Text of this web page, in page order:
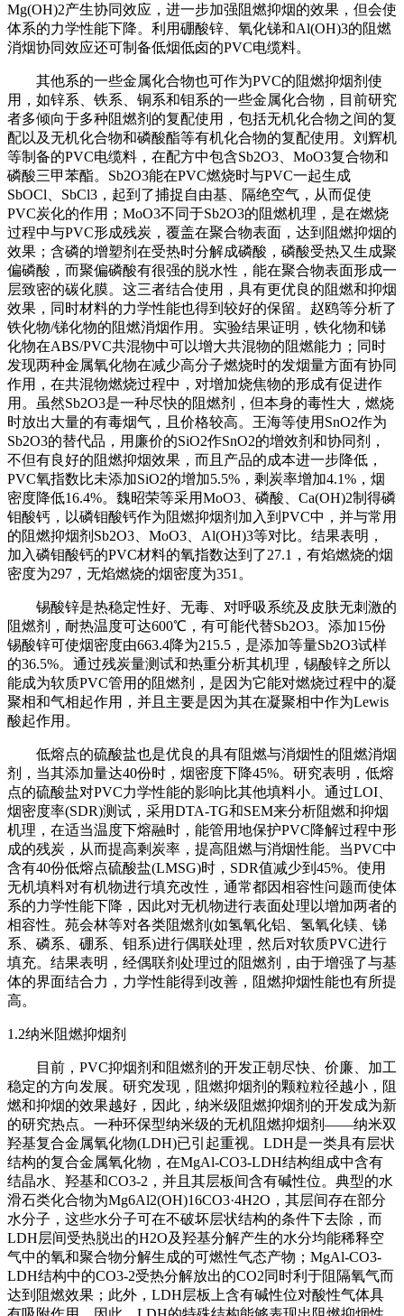
Mg(OH)2产生协同效应，进一步加强阻燃抑烟的效果，但会使
体系的力学性能下降。利用硼酸锌、氧化锑和Al(OH)3的阻燃
消烟协同效应还可制备低烟低卤的PVC电缆料。
其他系的一些金属化合物也可作为PVC的阻燃抑烟剂使
用，如锌系、铁系、铜系和钼系的一些金属化合物，目前研究
者多倾向于多种阻燃剂的复配使用，包括无机化合物之间的复
配以及无机化合物和磷酸酯等有机化合物的复配使用。刘辉机
等制备的PVC电缆料，在配方中包含Sb2O3、MoO3复合物和
磷酸三甲苯酯。Sb2O3能在PVC燃烧时与PVC一起生成
SbOCl、SbCl3，起到了捕捉自由基、隔绝空气，从而促使
PVC炭化的作用；MoO3不同于Sb2O3的阻燃机理，是在燃烧
过程中与PVC形成残炭，覆盖在聚合物表面，达到阻燃抑烟的
效果；含磷的增塑剂在受热时分解成磷酸，磷酸受热又生成聚
偏磷酸，而聚偏磷酸有很强的脱水性，能在聚合物表面形成一
层致密的碳化膜。这三者结合使用，具有更优良的阻燃和抑烟
效果，同时材料的力学性能也得到较好的保留。赵鸥等分析了
铁化物/锑化物的阻燃消烟作用。实验结果证明，铁化物和锑
化物在ABS/PVC共混物中可以增大共混物的阻燃能力；同时
发现两种金属氧化物在减少高分子燃烧时的发烟量方面有协同
作用，在共混物燃烧过程中，对增加烧焦物的形成有促进作
用。虽然Sb2O3是一种尽快的阻燃剂，但本身的毒性大，燃烧
时放出大量的有毒烟气，且价格较高。王海等使用SnO2作为
Sb2O3的替代品，用廉价的SiO2作SnO2的增效剂和协同剂，
不但有良好的阻燃抑烟效果，而且产品的成本进一步降低，
PVC氧指数比未添加SiO2的增加5.5%，剩炭率增加4.1%，烟
密度降低16.4%。魏昭荣等采用MoO3、磷酸、Ca(OH)2制得磷
钼酸钙，以磷钼酸钙作为阻燃抑烟剂加入到PVC中，并与常用
的阻燃抑烟剂Sb2O3、MoO3、Al(OH)3等对比。结果表明，
加入磷钼酸钙的PVC材料的氧指数达到了27.1，有焰燃烧的烟
密度为297，无焰燃烧的烟密度为351。
锡酸锌是热稳定性好、无毒、对呼吸系统及皮肤无刺激的
阻燃剂，耐热温度可达600℃，有可能代替Sb2O3。添加15份
锡酸锌可使烟密度由663.4降为215.5，是添加等量Sb2O3试样
的36.5%。通过残炭量测试和热重分析其机理，锡酸锌之所以
能成为软质PVC管用的阻燃剂，是因为它能对燃烧过程中的凝
聚相和气相起作用，并且主要是因为其在凝聚相中作为Lewis
酸起作用。
低熔点的硫酸盐也是优良的具有阻燃与消烟性的阻燃消烟
剂，当其添加量达40份时，烟密度下降45%。研究表明，低熔
点的硫酸盐对PVC力学性能的影响比其他填料小。通过LOI、
烟密度率(SDR)测试，采用DTA-TG和SEM来分析阻燃和抑烟
机理，在适当温度下熔融时，能管用地保护PVC降解过程中形
成的残炭，从而提高剩炭率，提高阻燃与消烟性能。当PVC中
含有40份低熔点硫酸盐(LMSG)时，SDR值减少到45%。使用
无机填料对有机物进行填充改性，通常都因相容性问题而使体
系的力学性能下降，因此对无机物进行表面处理以增加两者的
相容性。苑会林等对各类阻燃剂(如氢氧化铝、氢氧化镁、锑
系、磷系、硼系、钼系)进行偶联处理，然后对软质PVC进行
填充。结果表明，经偶联剂处理过的阻燃剂，由于增强了与基
体的界面结合力，力学性能得到改善，阻燃抑烟性能也有所提
高。
1.2纳米阻燃抑烟剂
目前，PVC抑烟剂和阻燃剂的开发正朝尽快、价廉、加工
稳定的方向发展。研究发现，阻燃抑烟剂的颗粒粒径越小，阻
燃和抑烟的效果越好，因此，纳米级阻燃抑烟剂的开发成为新
的研究热点。一种环保型纳米级的无机阻燃抑烟剂——纳米双
羟基复合金属氧化物(LDH)已引起重视。LDH是一类具有层状
结构的复合金属氧化物，在MgAl-CO3-LDH结构组成中含有
结晶水、羟基和CO3-2，并且其层板间含有碱性位。典型的水
滑石类化合物为Mg6Al2(OH)16CO3·4H2O，其层间存在部分
水分子，这些水分子可在不破坏层状结构的条件下去除，而
LDH层间受热脱出的H2O及羟基分解产生的水分均能稀释空
气中的氧和聚合物分解生成的可燃性气态产物；MgAl-CO3-
LDH结构中的CO3-2受热分解放出的CO2同时利于阻隔氧气而
达到阻燃效果；此外，LDH层板上含有碱性位对酸性气体具